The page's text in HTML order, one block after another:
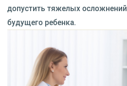
допустить тяжелых
будущего ребенка.